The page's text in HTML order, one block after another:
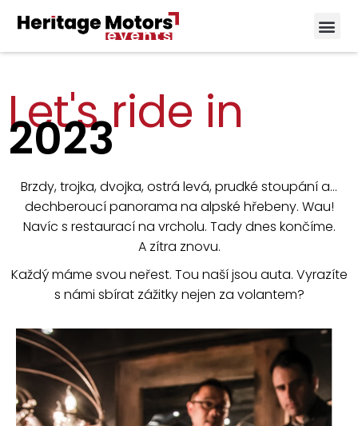
Let's ride in
2023
Brzdy, trojka, dvojka, ostrá levá, prudké stoupání a…
dechberoucí panorama na alpské hřebeny. Wau!
Navíc s restaurací na vrcholu. Tady dnes končíme.
A zítra znovu.
Každý máme svou neřest. Tou naší jsou auta. Vyrazíte
s námi sbírat zážitky nejen za volantem?